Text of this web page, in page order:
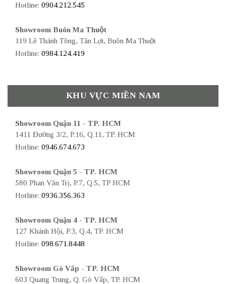
Hotline: 0904.212.545
Showroom Buôn Ma Thuột
119 Lê Thánh Tông, Tân Lợi, Buôn Ma Thuột
Hotline: 0984.124.419
KHU VỰC MIỀN NAM
Showroom Quận 11 - TP. HCM
1411 Đường 3/2, P.16, Q.11, TP. HCM
Hotline: 0946.674.673
Showroom Quận 5 - TP. HCM
580 Phan Văn Trị, P.7, Q.5, TP HCM
Hotline: 0936.356.363
Showroom Quận 4 - TP. HCM
127 Khánh Hội, P.3, Q.4, TP. HCM
Hotline: 098.671.8448
Showroom Gò Vấp - TP. HCM
603 Quang Trung, Q. Gò Vấp, TP. HCM